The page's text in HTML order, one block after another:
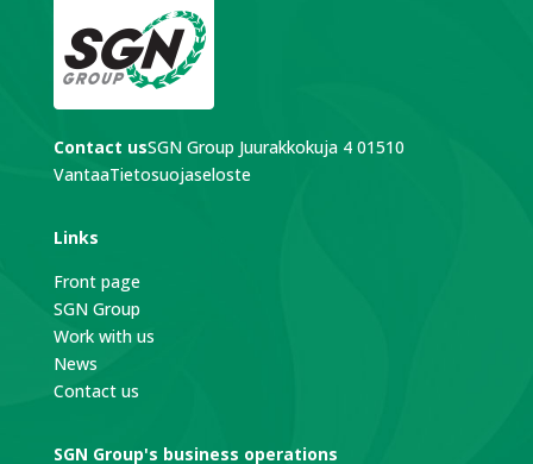
Contact usSGN Group Juurakkokuja 4 01510
VantaaTietosuojaseloste
Links
Front page
SGN Group
Work with us
News
Contact us
SGN Group's business operations